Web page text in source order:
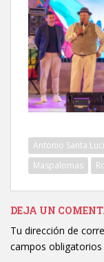
Antonio Santa
Maspalomas
DEJA UN
Tu dirección de
campos